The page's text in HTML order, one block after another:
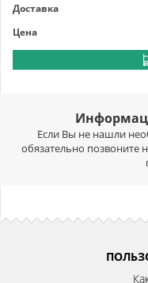
Доставка
Цена
Если Вы не нашли
обязательно позвоните